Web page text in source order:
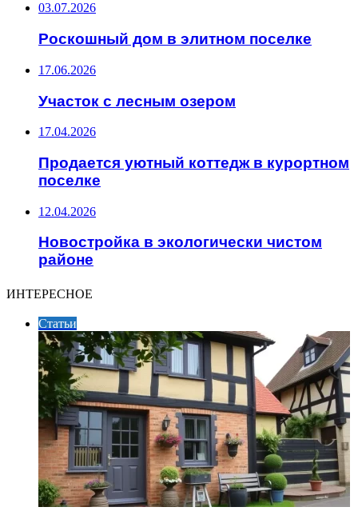
03.07.2026
Роскошный дом в элитном поселке
17.06.2026
Участок с лесным озером
17.04.2026
Продается уютный коттедж в курортном
поселке
12.04.2026
Новостройка в экологически чистом
районе
ИНТЕРЕСНОЕ
Статьи